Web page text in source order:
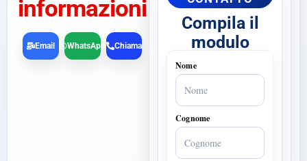
informazioni
Chiama
Email WhatsApp
Compila il
modulo
Nome
Cognome